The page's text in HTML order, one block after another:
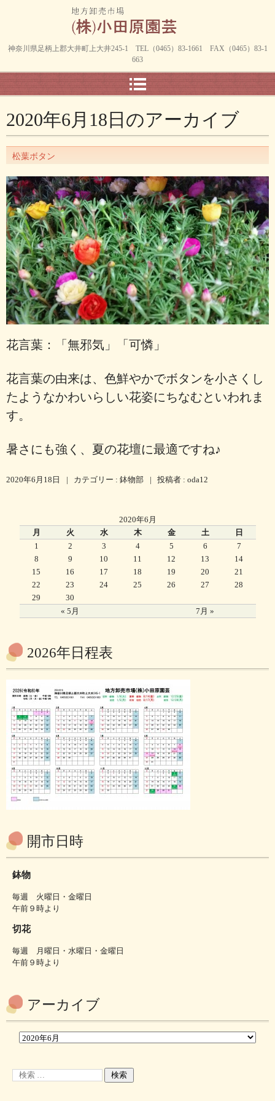
神奈川県足柄上郡大井町上大井245-1 TEL（0465）83-1661 FAX（0465）83-1
663
2020年6月18日 のアーカイブ
松葉ボタン
花言葉：「無邪気」「可憐」
花言葉の由来は、色鮮やかでボタンを小さくし
たようなかわいらしい花姿にちなむといわれま
す。
暑さにも強く、夏の花壇に最適ですね♪
2020年6月18日 | カテゴリー : 鉢物部 | 投稿者 : oda12
2020年6月
月
火 水 木 金 土 日
« 5月 7月 »
1 2 3 4 5 6
7
8
9 10 11 12 13
14
15
16 17 18 19 20
21
22
23 24 25 26 27
28
29
30
2026年日程表
開市日時
鉢物
毎週 火曜日・金曜日
午前９時より
切花
毎週 月曜日・水曜日・金曜日
午前９時より
アーカイブ